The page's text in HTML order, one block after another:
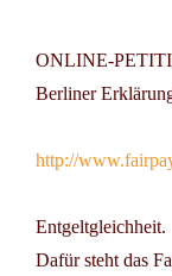
ONLINE-
Berliner
http://
Entgeltgleichheit.
Dafür steht das